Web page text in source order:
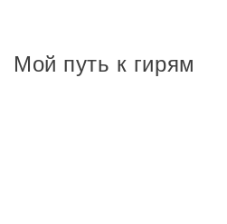
Мой путь к гирям